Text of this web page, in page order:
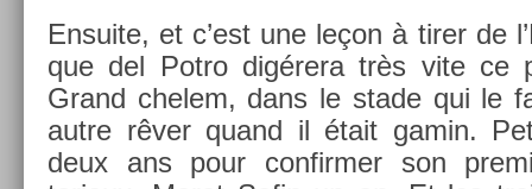
En­suite, et c’est une leçon à tirer de
que del Potro digérera très vite ce
Grand chelem, dans le stade qui le
autre rêver quand il était gamin.
deux ans pour con­firm­er son